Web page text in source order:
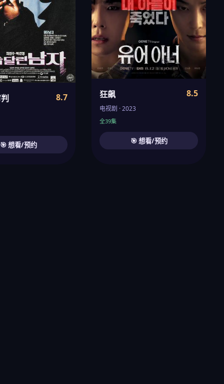
8.7
🎯 想看/预约
狂飙 8.5
电视剧 · 2023
全39集
🎯 想看/预约